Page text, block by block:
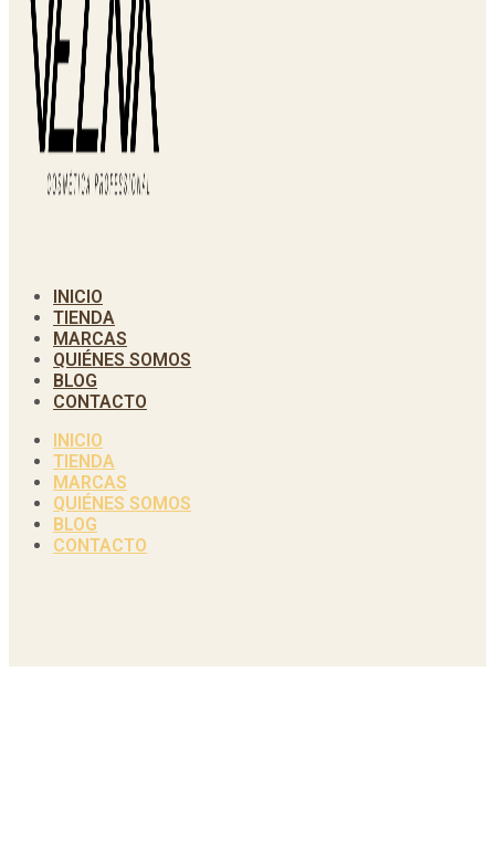
INICIO
TIENDA
MARCAS
QUIÉNES SOMOS
BLOG
CONTACTO
INICIO
TIENDA
MARCAS
QUIÉNES SOMOS
BLOG
CONTACTO